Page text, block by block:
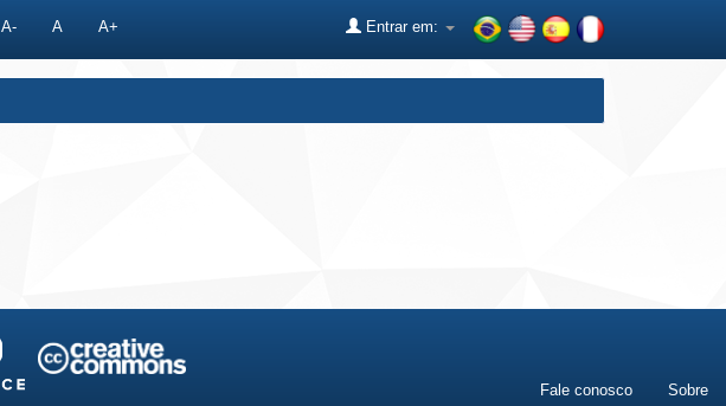
A- A A+ Entrar em:
Fale conosco Sobre